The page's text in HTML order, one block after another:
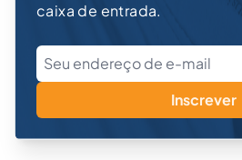
caixa de entrada.
Inscrever